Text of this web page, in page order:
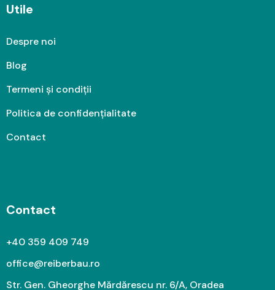
Utile
Despre noi
Blog
Termeni și condiții
Politica de confidențialitate
Contact
Contact
+40 359 409 749
office@reiberbau.ro
Str. Gen. Gheorghe Mărdărescu nr. 6/A, Oradea